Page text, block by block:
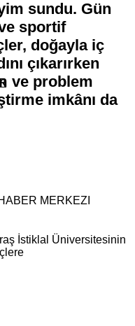
sundu. Gün
sportif
doğayla iç
çıkarırken
ve problem
imkânı da
MERKEZI